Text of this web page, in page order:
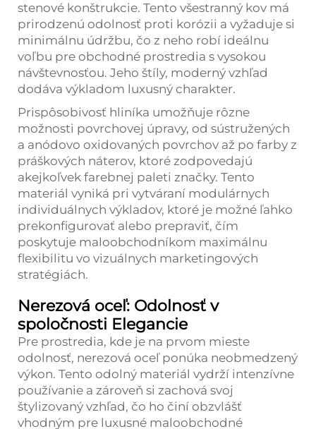
stenové konštrukcie. Tento všestranný kov má
prirodzenú odolnosť proti korózii a vyžaduje si
minimálnu údržbu, čo z neho robí ideálnu
voľbu pre obchodné prostredia s vysokou
návštevnosťou. Jeho štíly, moderný vzhľad
dodáva výkladom luxusný charakter.
Prispôsobivosť hliníka umožňuje rôzne
možnosti povrchovej úpravy, od sústružených
a anódovo oxidovaných povrchov až po farby z
práškových náterov, ktoré zodpovedajú
akejkoľvek farebnej paleti značky. Tento
materiál vyniká pri vytváraní modulárnych
individuálnych výkladov, ktoré je možné ľahko
prekonfigurovať alebo prepraviť, čím
poskytuje maloobchodníkom maximálnu
flexibilitu vo vizuálnych marketingových
stratégiách.
Nerezová oceľ: Odolnosť v
spoločnosti Elegancie
Pre prostredia, kde je na prvom mieste
odolnosť, nerezová oceľ ponúka neobmedzený
výkon. Tento odolný materiál vydrží intenzívne
používanie a zároveň si zachová svoj
štylizovaný vzhľad, čo ho činí obzvlášť
vhodným pre luxusné maloobchodné